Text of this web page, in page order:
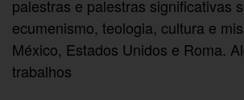
palestras e palestras significativas
ecumenismo, teologia, cultura e
México, Estados Unidos e Roma.
trabalhos